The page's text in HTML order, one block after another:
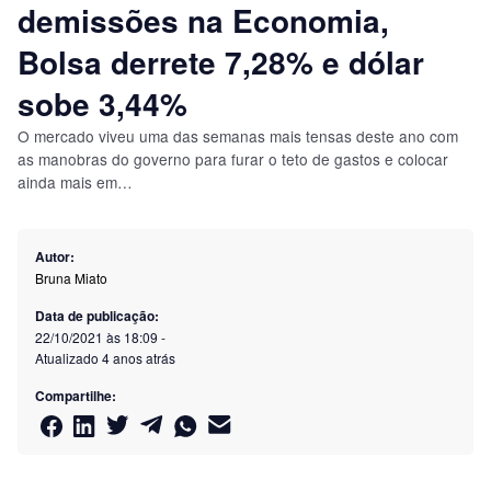
demissões na Economia,
Bolsa derrete 7,28% e dólar
sobe 3,44%
O mercado viveu uma das semanas mais tensas deste ano com
as manobras do governo para furar o teto de gastos e colocar
ainda mais em…
Autor:
Bruna Miato
Data de publicação:
22/10/2021 às 18:09 -
Atualizado 4 anos atrás
Compartilhe: